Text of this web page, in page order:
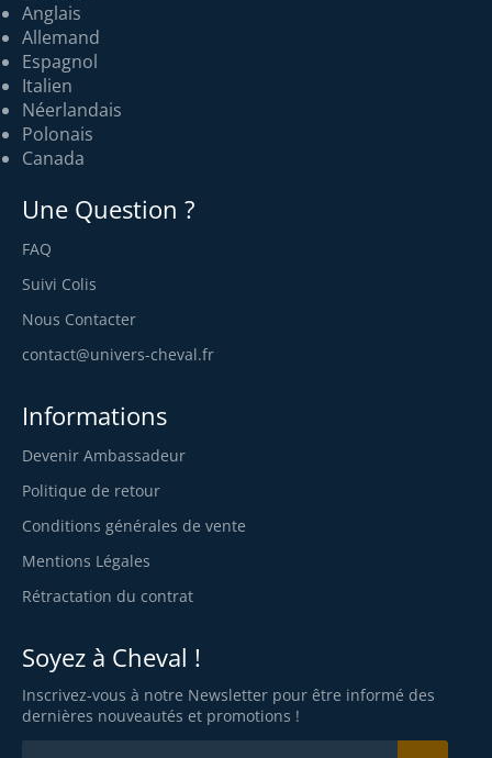
Anglais
Allemand
Espagnol
Italien
Néerlandais
Polonais
Canada
Une Question ?
FAQ
Suivi Colis
Nous Contacter
contact@univers-cheval.fr
Informations
Devenir Ambassadeur
Politique de retour
Conditions générales de vente
Mentions Légales
Rétractation du contrat
Soyez à Cheval !
Inscrivez-vous à notre Newsletter pour être informé des
dernières nouveautés et promotions !